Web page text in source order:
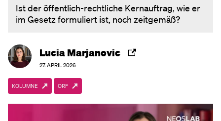
Ist der öffentlich-rechtliche Kernauftrag, wie er
im Gesetz formuliert ist, noch zeitgemäß?
Lucia Marjanovic
27. APRIL 2026
KOLUMNE ORF